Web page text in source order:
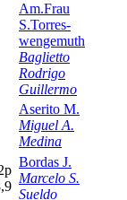
Am.Frau
S.Torres-
wengemuth
Baglietto
Rodrigo
Guillermo
Aserito M.
Miguel A.
Medina
p
Bordas J.
Marcelo S.
Sueldo